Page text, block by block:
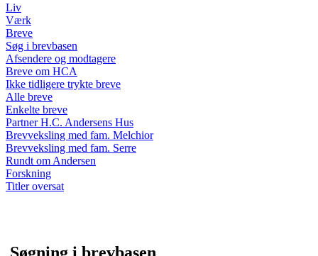
Liv
Værk
Breve
Søg i brevbasen
Afsendere og modtagere
Breve om HCA
Ikke tidligere trykte breve
Alle breve
Enkelte breve
Partner H.C. Andersens Hus
Brevveksling med fam. Melchior
Brevveksling med fam. Serre
Rundt om Andersen
Forskning
Titler oversat